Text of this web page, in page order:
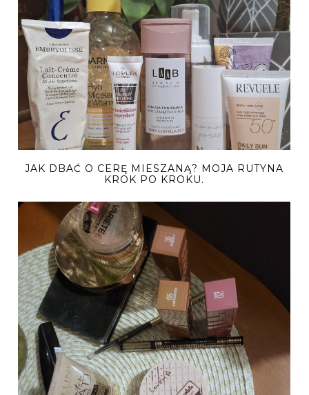
JAK DBAĆ O CERĘ MIESZANĄ? MOJA RUTYNA
KROK PO KROKU.